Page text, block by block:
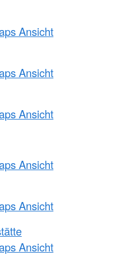
Ansicht
Ansicht
Ansicht
Ansicht
Ansicht
Ansicht